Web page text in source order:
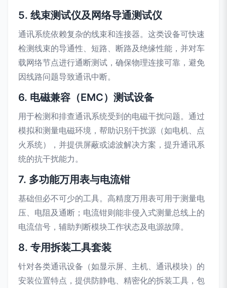
5. 线束测试仪及网络导通测试仪
通讯系统依赖复杂的线束和连接器。这类设备可快速
检测线束的导通性、短路、断路及绝缘性能，并对车
载网络节点进行通断测试，确保物理连接可靠，避免
因线路问题导致通讯中断。
6. 电磁兼容（EMC）测试设备
用于检测和排查通讯系统受到的电磁干扰问题。通过
模拟和测量电磁环境，帮助识别干扰源（如电机、点
火系统），并提供屏蔽或滤波解决方案，提升通讯系
统的抗干扰能力。
7. 多功能万用表与电流钳
基础但必不可少的工具。高精度万用表可用于测量电
压、电阻及通断；电流钳则能非侵入式测量总线上的
电流信号，辅助判断模块工作状态及电源故障。
8. 专用拆装工具套装
针对各类通讯设备（如显示屏、主机、通讯模块）的
安装位置特点，提供防静电、精密化的拆装工具，包